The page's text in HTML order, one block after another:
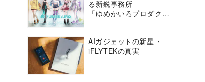
る新鋭事務所
「ゆめかいろプロダクシ
AIガジェットの新星・
iFLYTEKの真実